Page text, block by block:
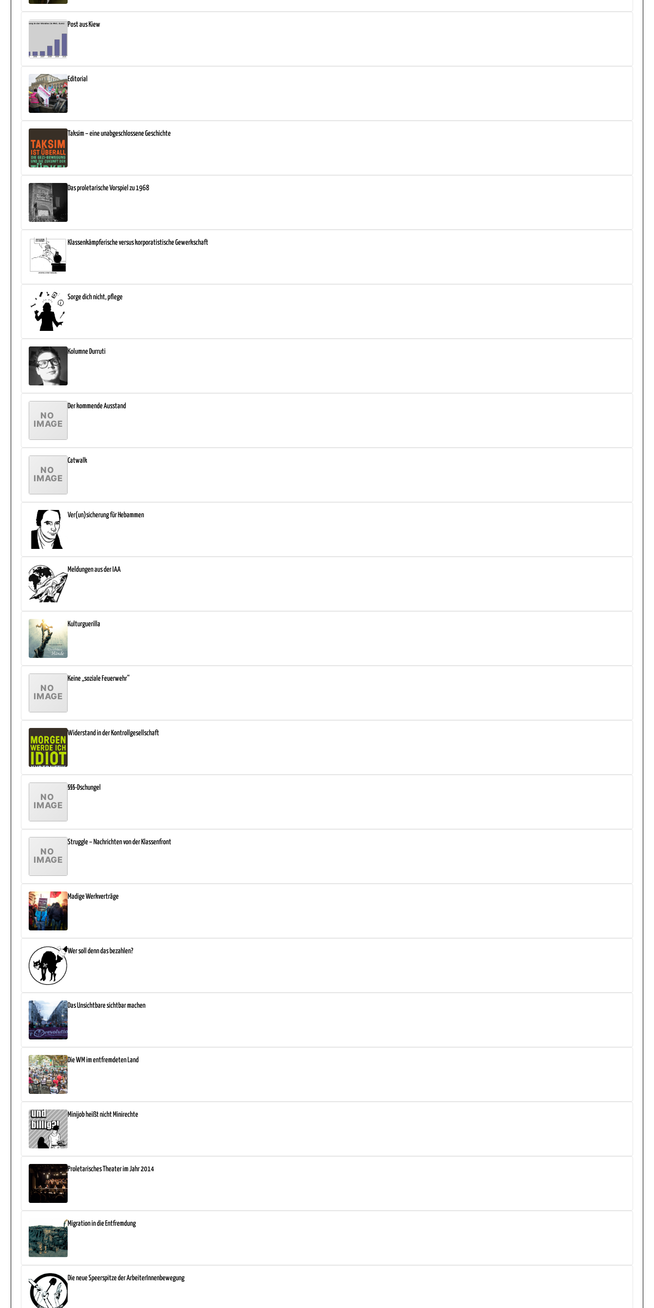
Post aus Kiew
Editorial
Taksim – eine unabgeschlossene Geschichte
Das proletarische Vorspiel zu 1968
Klassenkämpferische versus korporatistische Gewerkschaft
Sorge dich nicht, pflege
Kolumne Durruti
Der kommende Ausstand
Catwalk
Ver(un)sicherung für Hebammen
Meldungen aus der IAA
Kulturguerilla
Keine „soziale Feuerwehr“
Widerstand in der Kontrollgesellschaft
§§§-Dschungel
Struggle – Nachrichten von der Klassenfront
Madige Werkverträge
Wer soll denn das bezahlen?
Das Unsichtbare sichtbar machen
Die WM im entfremdeten Land
Minijob heißt nicht Minirechte
Proletarisches Theater im Jahr 2014
Migration in die Entfremdung
Die neue Speerspitze der ArbeiterInnenbewegung